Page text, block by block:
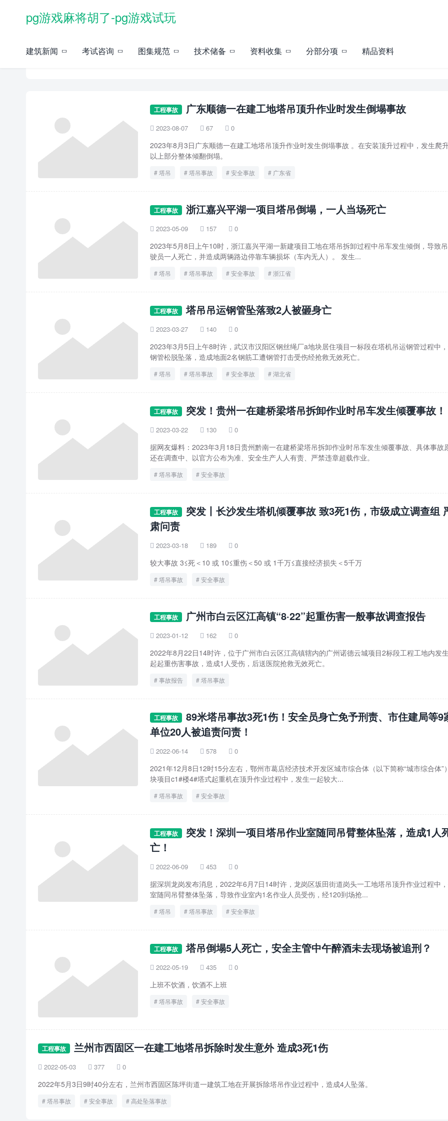
pg游戏麻将胡了-pg游戏试玩
建筑新闻 考试咨询 图集规范 技术储备 资料收集 分部分项 精品资料
工程事故 广东顺德一在建工地塔吊顶升作业时发生倒塌事故
 2023-08-07  67  0
2023年8月3日广东顺德一在建工地塔吊顶升作业时发生倒塌事故 。在安装顶升过程中，发生爬
以上部分整体倾翻倒塌。
塔吊 塔吊事故 安全事故 广东省
工程事故 浙江嘉兴平湖一项目塔吊倒塌，一人当场死亡
 2023-05-09  157  0
​2023年5月8日上午10时，浙江嘉兴平湖一新建项目工地在塔吊拆卸过程中吊车发生倾倒，导致
驶员一人死亡，并造成两辆路边停靠车辆损坏（车内无人）。 发生...
塔吊 塔吊事故 安全事故 浙江省
工程事故 塔吊吊运钢管坠落致2人被砸身亡
 2023-03-27  140  0
2023年3月5日上午8时许，武汉市汉阳区钢丝绳厂a地块居住项目一标段在塔机吊运钢管过程中
钢管松脱坠落，造成地面2名钢筋工遭钢管打击受伤经抢救无效死亡。
塔吊 塔吊事故 安全事故 湖北省
工程事故 突发！贵州一在建桥梁塔吊拆卸作业时吊车发生倾覆事故！
 2023-03-22  130  0
据网友爆料：2023年3月18日贵州黔南一在建桥梁塔吊拆卸作业时吊车发生倾覆事故、具体事故
还在调查中、以官方公布为准、安全生产人人有责、严禁违章超载作业。
塔吊事故 安全事故
工程事故
突发丨长沙发生塔机倾覆事故 致3死1伤，市级成立调查组
肃问责
 2023-03-18  189  0
较大事故 3≤死＜10 或 10≤重伤＜50 或 1千万≤直接经济损失＜5千万
塔吊事故 安全事故
工程事故 广州市白云区江高镇“8·22”起重伤害一般事故调查报告
 2023-01-12  162  0
2022年8月22日14时许，位于广州市白云区江高镇辖内的广州诺德云城项目2标段工程工地内发
起起重伤害事故，造成1人受伤，后送医院抢救无效死亡。
事故报告 塔吊事故
工程事故
89米塔吊事故3死1伤！安全员身亡免予刑责、市住建局等9
单位20人被追责问责！
 2022-06-14  578  0
2021年12月8日12时15分左右，鄂州市葛店经济技术开发区城市综合体（以下简称“城市综合体”
块项目c1#楼4#塔式起重机在顶升作业过程中，发生一起较大...
塔吊事故 安全事故
工程事故
突发！深圳一项目塔吊作业室随同吊臂整体坠落，造成1人
亡！
 2022-06-09  453  0
据深圳龙岗发布消息，2022年6月7日14时许，龙岗区坂田街道岗头一工地塔吊顶升作业过程中
室随同吊臂整体坠落，导致作业室内1名作业人员受伤，经120到场抢...
塔吊 塔吊事故 安全事故
工程事故 塔吊倒塌5人死亡，安全主管中午醉酒未去现场被追刑？
 2022-05-19  435  0
上班不饮酒，饮酒不上班
塔吊事故 安全事故
工程事故 兰州市西固区一在建工地塔吊拆除时发生意外 造成3死1伤
 2022-05-03  377  0
2022年5月3日9时40分左右，兰州市西固区陈坪街道一建筑工地在开展拆除塔吊作业过程中，造成4人坠落。
塔吊事故 安全事故 高处坠落事故